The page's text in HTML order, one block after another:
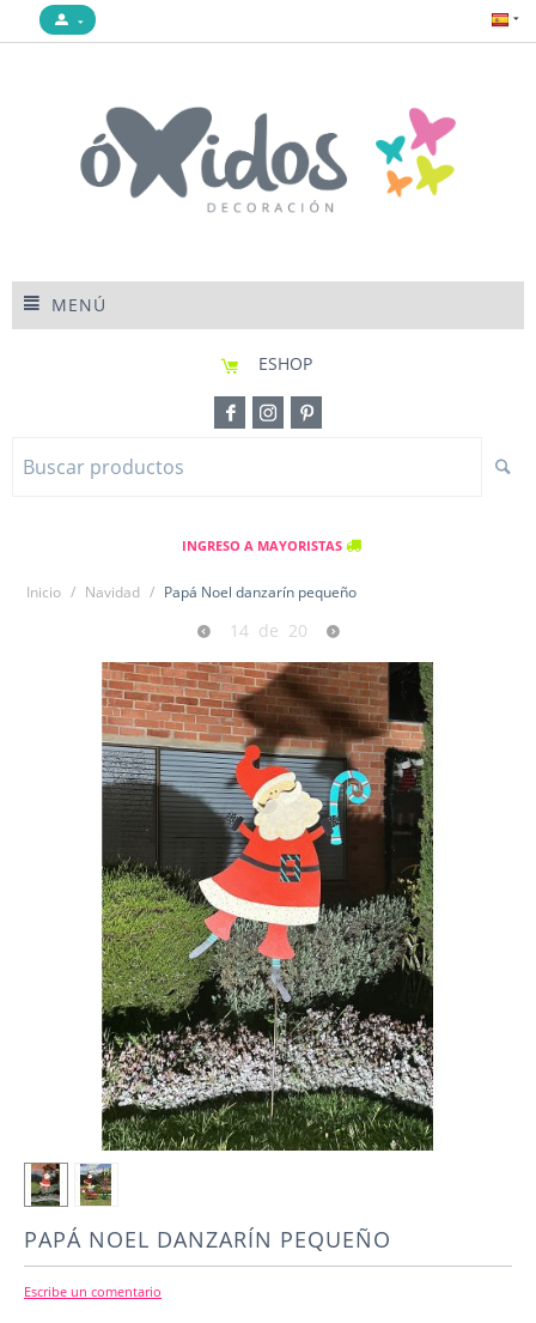
MENÚ
ESHOP
INGRESO A MAYORISTAS
Inicio / Navidad / Papá Noel danzarín pequeño
14 de 20
PAPÁ NOEL DANZARÍN PEQUEÑO
Escribe un comentario